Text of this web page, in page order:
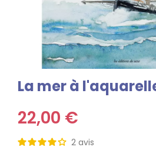
La mer à
22,00 €
2 avis